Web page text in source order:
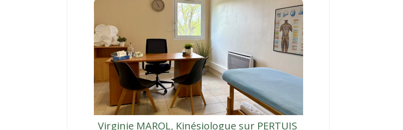
Virginie MAROL, Kinésiologue sur PERTUIS